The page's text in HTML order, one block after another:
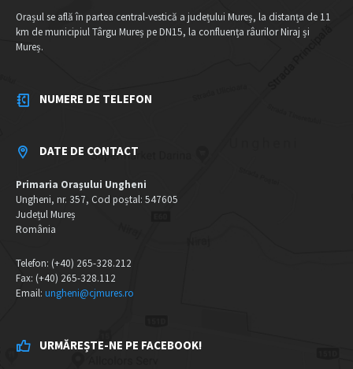
Orașul se află în partea central-vestică a județului Mureș, la distanța de 11
km de municipiul Târgu Mureș pe DN15, la confluența râurilor Niraj și
Mureș.
NUMERE DE TELEFON
DATE DE CONTACT
Primaria Orașului Ungheni
Ungheni, nr. 357, Cod poștal: 547605
Județul Mureș
România
Telefon: (+40) 265-328.212
Fax: (+40) 265-328.112
Email: ungheni@cjmures.ro
URMĂREȘTE-NE PE FACEBOOK!